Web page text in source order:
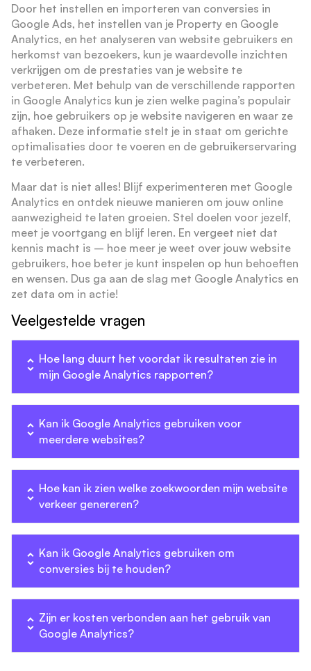
Door het instellen en importeren van conversies in
Google Ads, het instellen van je Property en Google
Analytics, en het analyseren van website gebruikers en
herkomst van bezoekers, kun je waardevolle inzichten
verkrijgen om de prestaties van je website te
verbeteren. Met behulp van de verschillende rapporten
in Google Analytics kun je zien welke pagina’s populair
zijn, hoe gebruikers op je website navigeren en waar ze
afhaken. Deze informatie stelt je in staat om gerichte
optimalisaties door te voeren en de gebruikerservaring
te verbeteren.
Maar dat is niet alles! Blijf experimenteren met Google
Analytics en ontdek nieuwe manieren om jouw online
aanwezigheid te laten groeien. Stel doelen voor jezelf,
meet je voortgang en blijf leren. En vergeet niet dat
kennis macht is – hoe meer je weet over jouw website
gebruikers, hoe beter je kunt inspelen op hun behoeften
en wensen. Dus ga aan de slag met Google Analytics en
zet data om in actie!
Veelgestelde vragen
Hoe lang duurt het voordat ik resultaten zie in
mijn Google Analytics rapporten?
Kan ik Google Analytics gebruiken voor
meerdere websites?
Hoe kan ik zien welke zoekwoorden mijn website
verkeer genereren?
Kan ik Google Analytics gebruiken om
conversies bij te houden?
Zijn er kosten verbonden aan het gebruik van
Google Analytics?